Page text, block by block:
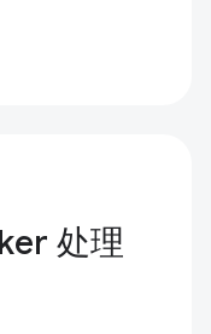
处理